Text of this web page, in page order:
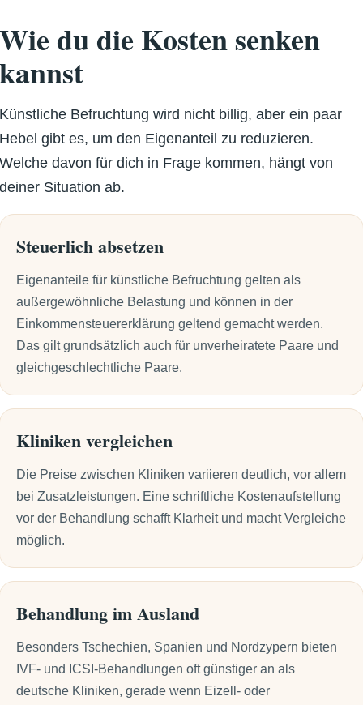
Wie du die Kosten senken
kannst
Künstliche Befruchtung wird nicht billig, aber ein paar
Hebel gibt es, um den Eigenanteil zu reduzieren.
Welche davon für dich in Frage kommen, hängt von
deiner Situation ab.
Steuerlich absetzen
Eigenanteile für künstliche Befruchtung gelten als
außergewöhnliche Belastung und können in der
Einkommensteuererklärung geltend gemacht werden.
Das gilt grundsätzlich auch für unverheiratete Paare und
gleichgeschlechtliche Paare.
Kliniken vergleichen
Die Preise zwischen Kliniken variieren deutlich, vor allem
bei Zusatzleistungen. Eine schriftliche Kostenaufstellung
vor der Behandlung schafft Klarheit und macht Vergleiche
möglich.
Behandlung im Ausland
Besonders Tschechien, Spanien und Nordzypern bieten
IVF- und ICSI-Behandlungen oft günstiger an als
deutsche Kliniken, gerade wenn Eizell- oder